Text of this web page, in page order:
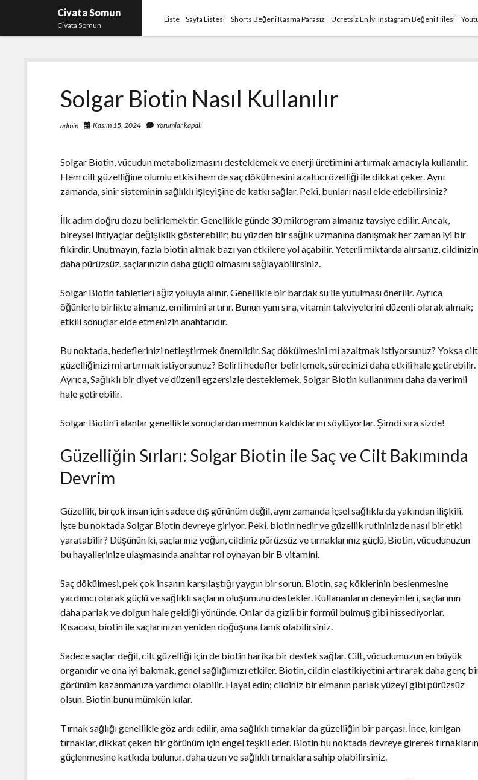
Civata Somun
Civata Somun
Liste Sayfa Listesi Shorts Beğeni Kasma Parasız Ücretsiz En İyi Instagram Beğeni Hilesi
Solgar Biotin Nasıl Kullanılır
admin Kasım 15, 2024 Yorumlar kapalı
Solgar Biotin, vücudun metabolizmasını desteklemek ve enerji üretimini artırmak amacıyla kullanılır.
Hem cilt güzelliğine olumlu etkisi hem de saç dökülmesini azaltıcı özelliği ile dikkat çeker. Aynı
zamanda, sinir sisteminin sağlıklı işleyişine de katkı sağlar. Peki, bunları nasıl elde edebilirsiniz?
İlk adım doğru dozu belirlemektir. Genellikle günde 30 mikrogram almanız tavsiye edilir. Ancak,
bireysel ihtiyaçlar değişiklik gösterebilir; bu yüzden bir sağlık uzmanına danışmak her zaman iyi bir
fikirdir. Unutmayın, fazla biotin almak bazı yan etkilere yol açabilir. Yeterli miktarda alırsanız, cildinizin
daha pürüzsüz, saçlarınızın daha güçlü olmasını sağlayabilirsiniz.
Solgar Biotin tabletleri ağız yoluyla alınır. Genellikle bir bardak su ile yutulması önerilir. Ayrıca
öğünlerle birlikte almanız, emilimini artırır. Bunun yanı sıra, vitamin takviyelerini düzenli olarak almak;
etkili sonuçlar elde etmenizin anahtarıdır.
Bu noktada, hedeflerinizi netleştirmek önemlidir. Saç dökülmesini mi azaltmak istiyorsunuz? Yoksa cilt
güzelliğinizi mi artırmak istiyorsunuz? Belirli hedefler belirlemek, sürecinizi daha etkili hale getirebilir.
Ayrıca, Sağlıklı bir diyet ve düzenli egzersizle desteklemek, Solgar Biotin kullanımını daha da verimli
hale getirebilir.
Solgar Biotin'i alanlar genellikle sonuçlardan memnun kaldıklarını söylüyorlar. Şimdi sıra sizde!
Güzelliğin Sırları: Solgar Biotin ile Saç ve Cilt Bakımında
Devrim
Güzellik, birçok insan için sadece dış görünüm değil, aynı zamanda içsel sağlıkla da yakından ilişkili.
İşte bu noktada Solgar Biotin devreye giriyor. Peki, biotin nedir ve güzellik rutininizde nasıl bir etki
yaratabilir? Düşünün ki, saçlarınız yoğun, cildiniz pürüzsüz ve tırnaklarınız güçlü. Biotin, vücudunuzun
bu hayallerinize ulaşmasında anahtar rol oynayan bir B vitamini.
Saç dökülmesi, pek çok insanın karşılaştığı yaygın bir sorun. Biotin, saç köklerinin beslenmesine
yardımcı olarak güçlü ve sağlıklı saçların oluşumunu destekler. Kullananların deneyimleri, saçlarının
daha parlak ve dolgun hale geldiği yönünde. Onlar da gizli bir formül bulmuş gibi hissediyorlar.
Kısacası, biotin ile saçlarınızın yeniden doğuşuna tanık olabilirsiniz.
Sadece saçlar değil, cilt güzelliği için de biotin harika bir destek sağlar. Cilt, vücudumuzun en büyük
organıdır ve ona iyi bakmak, genel sağlığımızı etkiler. Biotin, cildin elastikiyetini artırarak daha genç
görünüm kazanmanıza yardımcı olabilir. Hayal edin; cildiniz bir elmanın parlak yüzeyi gibi pürüzsüz
olsun. Biotin bunu mümkün kılar.
Tırnak sağlığı genellikle göz ardı edilir, ama sağlıklı tırnaklar da güzelliğin bir parçası. İnce, kırılgan
tırnaklar, dikkat çeken bir görünüm için engel teşkil eder. Biotin bu noktada devreye girerek tırnakların
güçlenmesine katkıda bulunur. daha uzun ve sağlıklı tırnaklara sahip olabilirsiniz.